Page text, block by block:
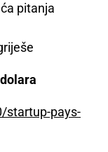
pitanja
startup-pays-